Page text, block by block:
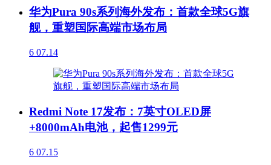
华为Pura 90s系列海外发布：首款全球5G旗
舰，重塑国际高端市场布局
6 07.14
Redmi Note 17发布：7英寸OLED屏
+8000mAh电池，起售1299元
6 07.15